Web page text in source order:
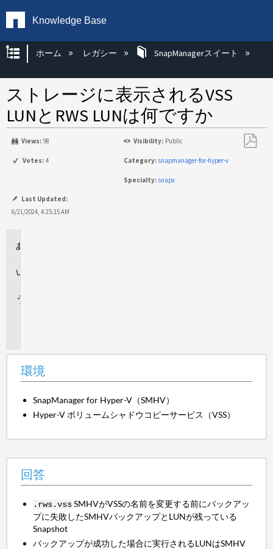
Knowledge Base
グローバル階層を展開/折りたたむ
ホーム レガシー SnapManagerスイート
ストレージに表示されるVSS
LUNとRWS LUNは何ですか
Views: 98 Visibility: Public
Votes: 4 Category: snapmanager-for-hyper-v
Specialty: snapx
Last Updated:
6/21/2024, 4:25:15 AM
環境
SnapManager for Hyper-V（SMHV）
Hyper-V ボリュームシャドウコピーサービス（VSS）
回答
.rws.vssSMHVがVSSの名前を変更する前にバックアッ
プに失敗したSMHVバックアップとLUNが残っている
Snapshot
バックアップが成功した場合に実行されるLUNはSMHV